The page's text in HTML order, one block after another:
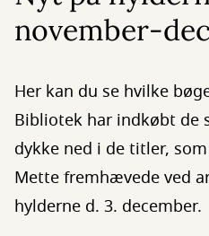
november-
Her kan du se hvilke
Bibliotek har indkøbt de
dykke ned i de titler,
Mette fremhævede ved
hylderne d. 3. december.